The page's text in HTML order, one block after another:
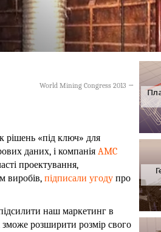
World Mining Congress 2013 →
рішень «під ключ» для
даних, і компанія AMC
проектування,
виробів, підписали угодупро
наш маркетинг в
розширити розмір свого